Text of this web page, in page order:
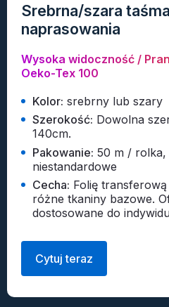
Srebrna/szara
naprasowania
Wysoka widoczność /
Oeko-Tex 100
Kolor: srebrny lub szary
Szerokość: Dowolna
140cm.
Pakowanie: 50 m /
niestandardowe
Cecha: Folię
różne tkaniny bazowe.
dostosowane do
Cytuj teraz